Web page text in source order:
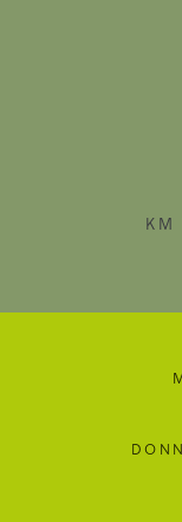
KM